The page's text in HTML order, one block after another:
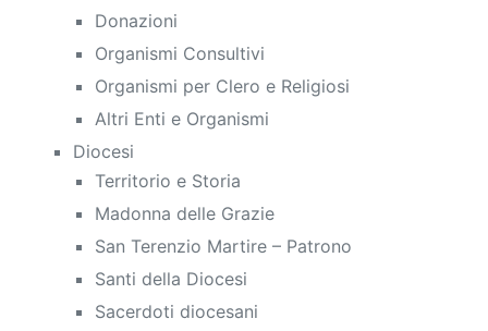
Donazioni
Organismi Consultivi
Organismi per Clero e Religiosi
Altri Enti e Organismi
Diocesi
Territorio e Storia
Madonna delle Grazie
San Terenzio Martire – Patrono
Santi della Diocesi
Sacerdoti diocesani